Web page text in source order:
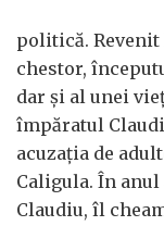
politică. Revenit
chestor,
dar și al unei
împăratul
acuzația de
Caligula. În
Claudiu, îl